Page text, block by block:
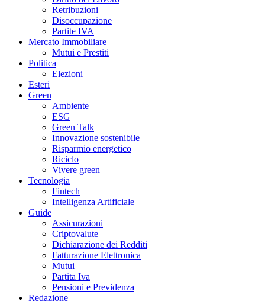
Retribuzioni
Disoccupazione
Partite IVA
Mercato Immobiliare
Mutui e Prestiti
Politica
Elezioni
Esteri
Green
Ambiente
ESG
Green Talk
Innovazione sostenibile
Risparmio energetico
Riciclo
Vivere green
Tecnologia
Fintech
Intelligenza Artificiale
Guide
Assicurazioni
Criptovalute
Dichiarazione dei Redditi
Fatturazione Elettronica
Mutui
Partita Iva
Pensioni e Previdenza
Redazione